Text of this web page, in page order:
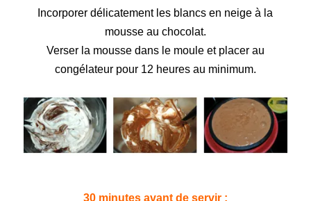
Incorporer délicatementles blancs en neige à la
mousse au chocolat.
Verser la moussedans le moule et placer au
congélateur pour 12 heures au minimum.
30 minutes avant de servir :